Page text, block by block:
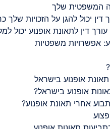
המשפטית שלך
דין יכול להגן על הזכויות שלך
עורך דין לתאונת אופנוע יכול
אפשרויות משפטיות
אופנוע בישראל
אופנוע בישראל?
אחרי תאונת אופנוע?